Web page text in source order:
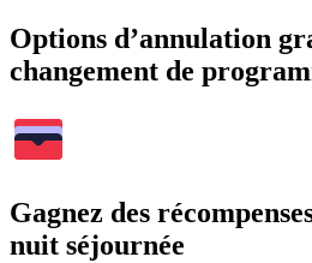
Options d’annulation
changement de
Gagnez des
nuit séjournée